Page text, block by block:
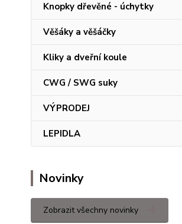
Knopky dřevěné - úchytky
Věšáky a věšáčky
Kliky a dveřní koule
CWG / SWG suky
VÝPRODEJ
LEPIDLA
Novinky
Zobrazit všechny novinky